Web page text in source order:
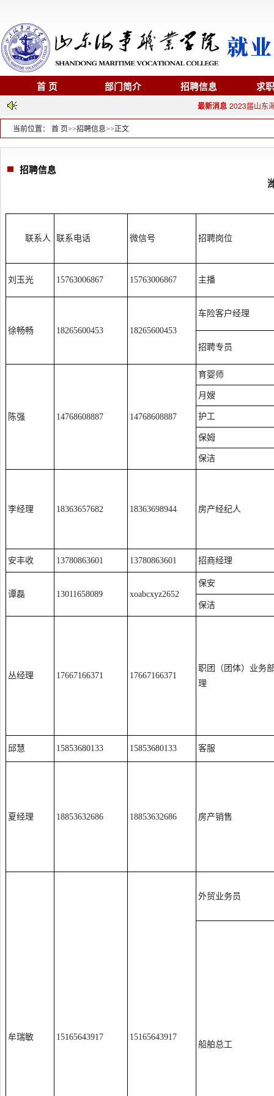
首 页 部门简介 招聘信息 求
最新消息 2023届山东海事
当前位置： 首 页>>招聘信息>>正文
招聘信息
联系人 联系电话 微信号 招聘岗位
刘玉光 15763006867 15763006867 主播
徐畅畅 18265600453 18265600453
车险客户经理
招聘专员
陈强 14768608887 14768608887
育婴师
月嫂
护工
保姆
保洁
李经理 18363657682 18363698944 房产经纪人
安丰收 13780863601 13780863601 招商经理
谭磊 13011658089 xoabcxyz2652
保安
保洁
丛经理 17667166371 17667166371
职团（团体）业务
理
邱慧 15853680133 15853680133 客服
夏经理 18853632686 18853632686 房产销售
牟瑞敏 15165643917 15165643917
外贸业务员
船舶总工